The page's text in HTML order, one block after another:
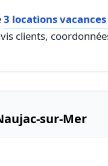
3 locations vacances
clients,
sur-Mer